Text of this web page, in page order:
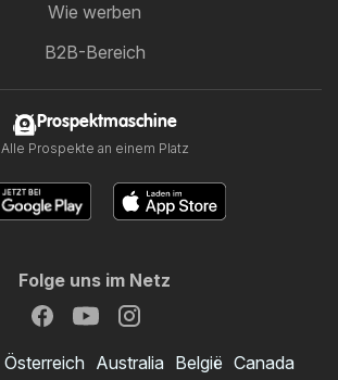
Wie werben
B2B-Bereich
Prospektmaschine
Alle Prospekte an einem Platz
Folge uns im Netz
Österreich Australia België Canada